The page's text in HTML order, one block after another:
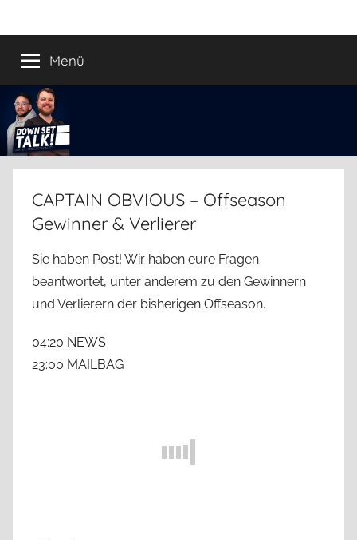
Inhalt
springen
Down
Set
Talk!
PodcastMenü
CAPTAIN OBVIOUS – Offseason
Gewinner & Verlierer
Sie haben Post! Wir haben eure Fragen
beantwortet, unter anderem zu den Gewinnern
und Verlierern der bisherigen Offseason.
04:20 NEWS
23:00 MAILBAG